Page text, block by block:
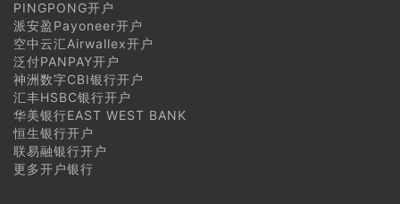
柬埔寨商标注册常见问题
缅甸商标注册常见问题
PINGPONG开户
派安盈Payoneer开户
空中云汇Airwallex开户
泛付PANPAY开户
神洲数字CBI银行开户
汇丰HSBC银行开户
华美银行EAST WEST BANK
恒生银行开户
联易融银行开户
更多开户银行